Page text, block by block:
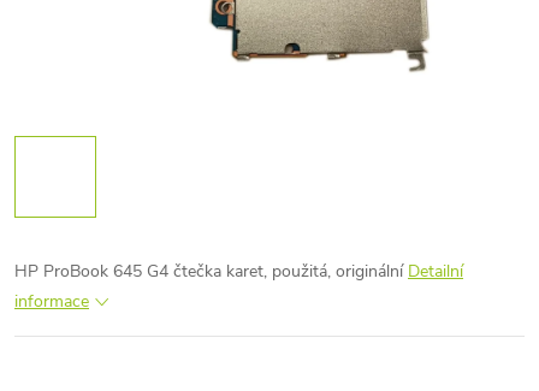
HP ProBook 645 G4 čtečka karet, použitá, originální Detailní
informace